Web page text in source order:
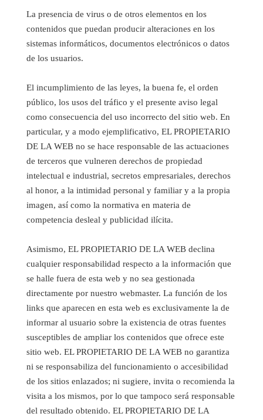
La presencia de virus o de otros elementos en los
contenidos que puedan producir alteraciones en los
sistemas informáticos, documentos electrónicos o datos
de los usuarios.
El incumplimiento de las leyes, la buena fe, el orden
público, los usos del tráfico y el presente aviso legal
como consecuencia del uso incorrecto del sitio web. En
particular, y a modo ejemplificativo, EL PROPIETARIO
DE LA WEB no se hace responsable de las actuaciones
de terceros que vulneren derechos de propiedad
intelectual e industrial, secretos empresariales, derechos
al honor, a la intimidad personal y familiar y a la propia
imagen, así como la normativa en materia de
competencia desleal y publicidad ilícita.
Asimismo, EL PROPIETARIO DE LA WEB declina
cualquier responsabilidad respecto a la información que
se halle fuera de esta web y no sea gestionada
directamente por nuestro webmaster. La función de los
links que aparecen en esta web es exclusivamente la de
informar al usuario sobre la existencia de otras fuentes
susceptibles de ampliar los contenidos que ofrece este
sitio web. EL PROPIETARIO DE LA WEB no garantiza
ni se responsabiliza del funcionamiento o accesibilidad
de los sitios enlazados; ni sugiere, invita o recomienda la
visita a los mismos, por lo que tampoco será responsable
del resultado obtenido. EL PROPIETARIO DE LA